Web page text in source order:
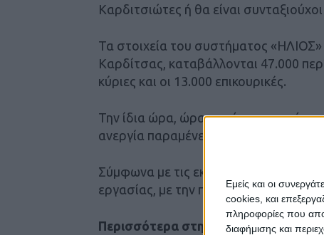
Εμείς και οι
cookies, και
πληροφορίες που
διαφήμισης και
Καρδιτσιώτες ή θα είναι
Τα στοιχεία του συστήματος
Καρδίτσας, καταβάλλονται 47.000
κύριες και οι 13.000 επικουρικές.
Την ίδια ώρα, ώρα παρά τα
ανεργία παραμένει στα ύψη.
Σύμφωνα με τις εκτιμήσεις, περίπου
εργασίας, με την πραγματική ανεργία
Περισσότερα στην έντυπη έκδοση